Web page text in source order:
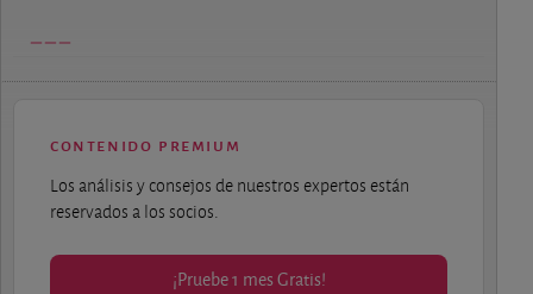
contenido premium
Los análisis y consejos de nuestros expertos están
reservados a los socios.
¡Pruebe 1 mes Gratis!